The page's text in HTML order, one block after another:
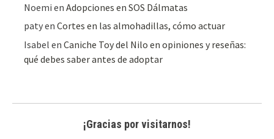
Noemi enAdopciones en SOS Dálmatas
patyenCortes en las almohadillas, cómo actuar
Isabel enCaniche Toy del Nilo en opiniones y reseñas:
qué debes saber antes de adoptar
¡Gracias por visitarnos!